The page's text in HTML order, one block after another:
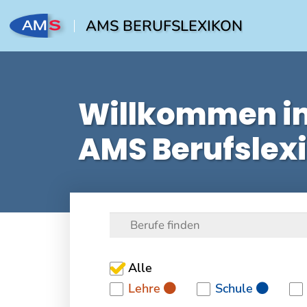
AMS BERUFSLEXIKON
Willkommen
AMS
Alle
Lehre
Schule